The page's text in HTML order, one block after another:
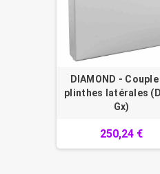
DIAMOND -
plinthes latérales
Gx)
250,24 €